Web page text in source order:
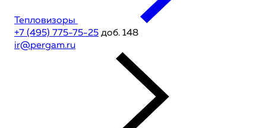
Тепловизоры
+7 (495) 775-75-25 доб. 148
ir@pergam.ru